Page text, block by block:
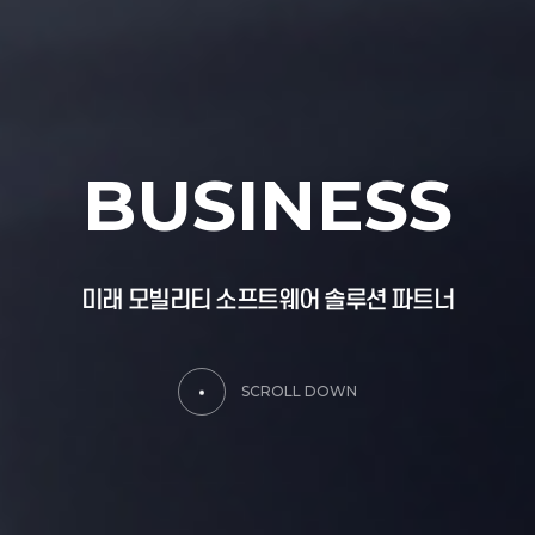
BUSINESS
미 래 모빌리 티 소프트웨 어 솔루션 파트너
SCROLL DOWN